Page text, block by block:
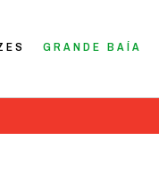
GRANDE BAÍA